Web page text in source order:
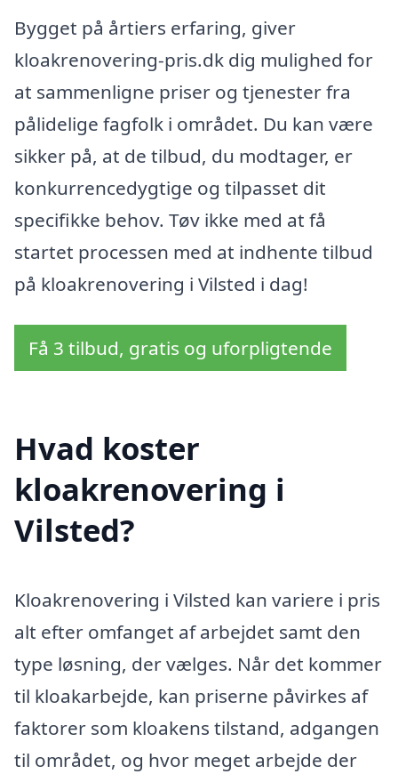
Bygget på årtiers erfaring, giver
kloakrenovering-pris.dk dig mulighed for
at sammenligne priser og tjenester fra
pålidelige fagfolk i området. Du kan være
sikker på, at de tilbud, du modtager, er
konkurrencedygtige og tilpasset dit
specifikke behov. Tøv ikke med at få
startet processen med at indhente tilbud
på kloakrenovering i Vilsted i dag!
Få 3 tilbud, gratis og uforpligtende
Hvad koster
kloakrenovering i
Vilsted?
Kloakrenovering i Vilsted kan variere i pris
alt efter omfanget af arbejdet samt den
type løsning, der vælges. Når det kommer
til kloakarbejde, kan priserne påvirkes af
faktorer som kloakens tilstand, adgangen
til området, og hvor meget arbejde der